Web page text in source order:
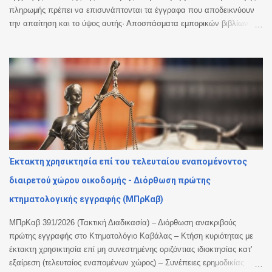
πληρωμής πρέπει να επισυνάπτονται τα έγγραφα που αποδεικνύουν
την απαίτηση και το ύψος αυτής· Αποσπάσματα εμπορικών βιβλίων
ύπαρξης σχετικής συμφωνίας μεταξύ των μερών που αποτέλεσε ρήτρα
ή γενικό όρο συναλλαγών της δανειακής σύμβασης άλλως στερούνται
αποδεικτικής ισχύος, ενώ θα πρέπει να προσκομίζονται σε πλήρη
μορφή, ήτοι από την έναρξη της συμβατικής σχέσης μέχρι και το
οριστικό κλείσιμο αυτής, εκτός εάν μεσολάβησε αναγνώριση της
οφειλής, οπότε η πιστώτρια δύναται να προσκομίσει την κίνηση από το
χρονικό σημείο της αναγνώρισης κι εντεύθεν. Στην προκειμένη
περίπτωση παραλείφθηκε η προσκόμιση της κίνησης από το έτος 2009
καταλοίπου, η τελευταία...
Έκτακτη χρησικτησία επί του τελευταίου εναπομένοντος
διαιρετού χώρου οικοδομής - Διόρθωση πρώτης
κτηματολογικής εγγραφής (ΜΠρΚαβ)
ΜΠρΚαβ 391/2026 (Τακτική Διαδικασία) – Διόρθωση ανακριβούς
πρώτης εγγραφής στο Κτηματολόγιο Καβάλας – Κτήση κυριότητας με
έκτακτη χρησικτησία επί μη συνεστημένης οριζόντιας ιδιοκτησίας κατ'
εξαίρεση (τελευταίος εναπομένων χώρος) – Συνέπειες ερημοδικίας